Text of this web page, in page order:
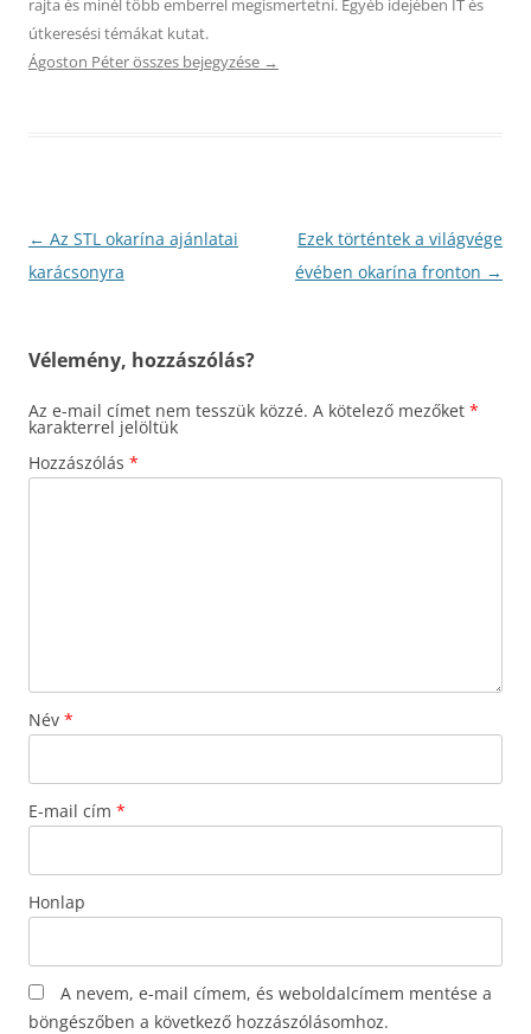
rajta és minél több emberrel megismertetni. Egyéb idejében IT és
útkeresési témákat kutat.
Ágoston Péter összes bejegyzése →
Bejegyzés
navigáció
← Az STL okarína ajánlatai
karácsonyra
Ezek történtek a világvége
évében okarína fronton →
Vélemény, hozzászólás?
Az e-mail címet nem tesszük közzé. A kötelező mezőket *
karakterrel jelöltük
Hozzászólás *
Név *
E-mail cím *
Honlap
A nevem, e-mail címem, és weboldalcímem mentése a
böngészőben a következő hozzászólásomhoz.